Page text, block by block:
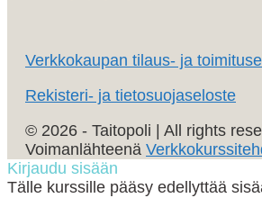
Verkkokaupan tilaus- ja
Rekisteri- ja tietosuojaseloste
© 2026 - Taitopoli | All rights
Voimanlähteenä
Vieritä
ylös
Kirjaudu sisään
Tälle kurssille pääsy edellyttää